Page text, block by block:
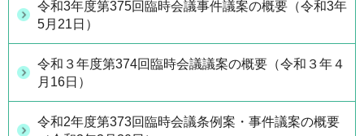
令和3年度第375回臨時会議事件議案の概要（令和3年
5月21日）
令和３年度第374回臨時会議議案の概要（令和３年４
月16日）
令和2年度第373回臨時会議条例案・事件議案の概要